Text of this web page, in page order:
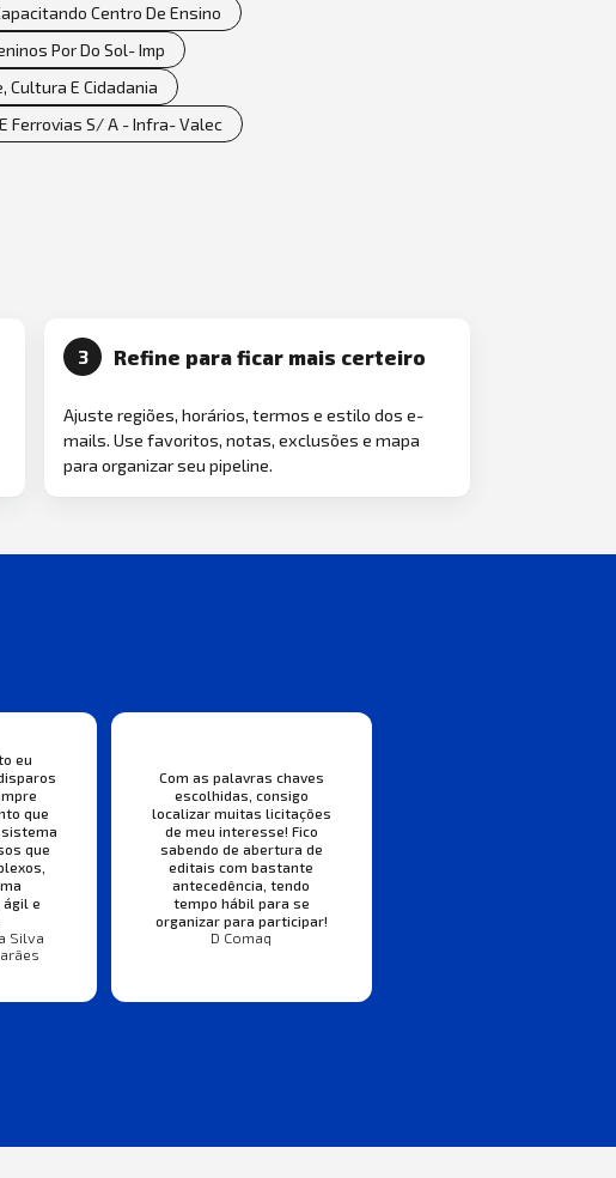
Centro De Ensino
Por Do Sol- Imp
Cultura E Cidadania
Ferrovias S/ A - Infra- Valec
3 Refine para ficar mais certeiro
Ajuste regiões, horários, termos e estilo dos e-
mails. Use favoritos, notas, exclusões e mapa
para organizar seu pipeline.
eu
que
sistema
que
ágil e
Silva
Com as palavras chaves
escolhidas, consigo
localizar muitas licitações
de meu interesse! Fico
sabendo de abertura de
editais com bastante
antecedência, tendo
tempo hábil para se
organizar para participar!
D Comaq